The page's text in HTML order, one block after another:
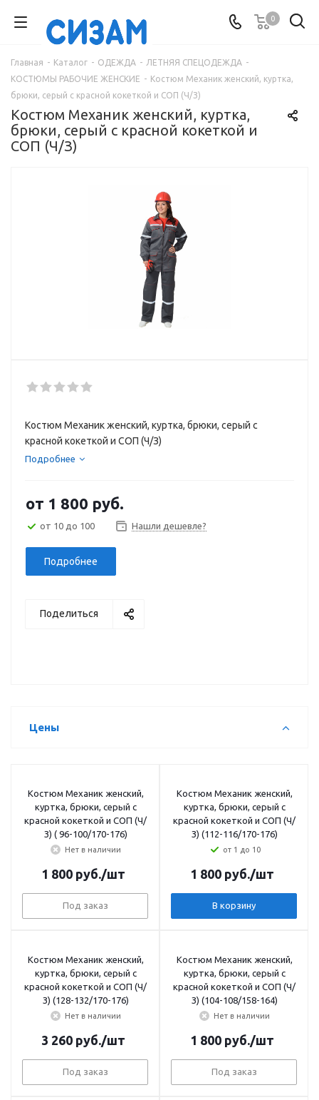
0
Главная - Каталог - ОДЕЖДА - ЛЕТНЯЯ СПЕЦОДЕЖДА -
КОСТЮМЫ РАБОЧИЕ ЖЕНСКИЕ - Костюм Механик женский, куртка,
брюки, серый с красной кокеткой и СОП (Ч/З)
Костюм Механик женский, куртка,
брюки, серый с красной кокеткой и
СОП (Ч/З)
Костюм Механик женский, куртка, брюки, серый с
красной кокеткой и СОП (Ч/З)
Подробнее
от 1 800 руб.
от 10 до 100 Нашли дешевле?
Подробнее
Поделиться
Цены
Костюм Механик женский,
куртка, брюки, серый с
красной кокеткой и СОП (Ч/
З) ( 96-100/170-176)
Нет в наличии
1 800руб./шт
Под заказ
Костюм Механик женский,
куртка, брюки, серый с
красной кокеткой и СОП (Ч/
З) (112-116/170-176)
от 1 до 10
1 800руб./шт
В корзину
Костюм Механик женский,
куртка, брюки, серый с
красной кокеткой и СОП (Ч/
З) (128-132/170-176)
Нет в наличии
3 260руб./шт
Под заказ
Костюм Механик женский,
куртка, брюки, серый с
красной кокеткой и СОП (Ч/
З) (104-108/158-164)
Нет в наличии
1 800руб./шт
Под заказ